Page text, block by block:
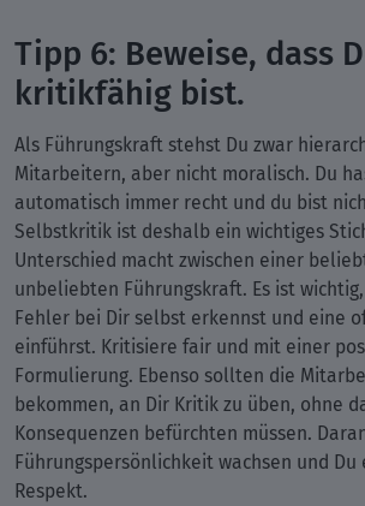
Tipp 6: Beweise, dass
kritikfähig bist.
Als Führungskraft stehst Du zwar
Mitarbeitern, aber nicht moralisch. Du
automatisch immer recht und du bist
Selbstkritik ist deshalb ein wichtiges
Unterschied macht zwischen einer
unbeliebten Führungskraft. Es ist
Fehler bei Dir selbst erkennst und eine
einführst. Kritisiere fair und mit einer
Formulierung. Ebenso sollten die
bekommen, an Dir Kritik zu üben, ohne
Konsequenzen befürchten müssen.
Führungspersönlichkeit wachsen und
Respekt.